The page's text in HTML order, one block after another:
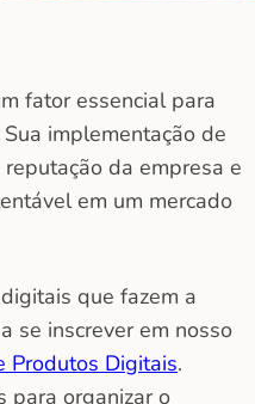
fator essencial para
implementação de
da empresa e
em um mercado
que fazem a
se inscrever em nosso
Produtos Digitais.
para organizar o